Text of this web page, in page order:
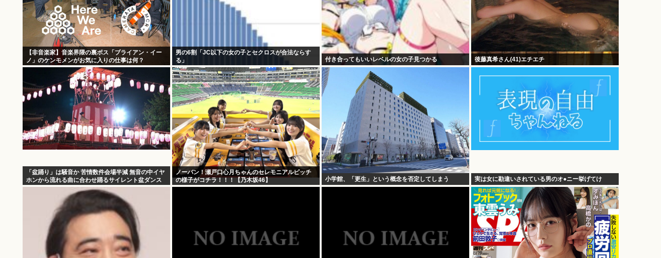
【非音楽家】音楽界隈の裏ボス「ブライアン・イー
ノ」のケンモメンがお気に入りの仕事は何？
男の6割「JC以下の女の子とセクロスが合法ならす
る」
付き合ってもいいレベルの女の子見つかる 後藤真希さん(41)エチエチ
「盆踊り」は騒音か 苦情数件会場半減 無音の中イヤ
ホンから流れる曲に合わせ踊るサイレント盆ダンス
も
ノーバン！瀬戸口心月ちゃんのセレモニアルピッチ
の様子がコチラ！！！【乃木坂46】
小学館、「更生」という概念を否定してしまう 実は女に勘違いされている男のオ●ニー挙げてけ